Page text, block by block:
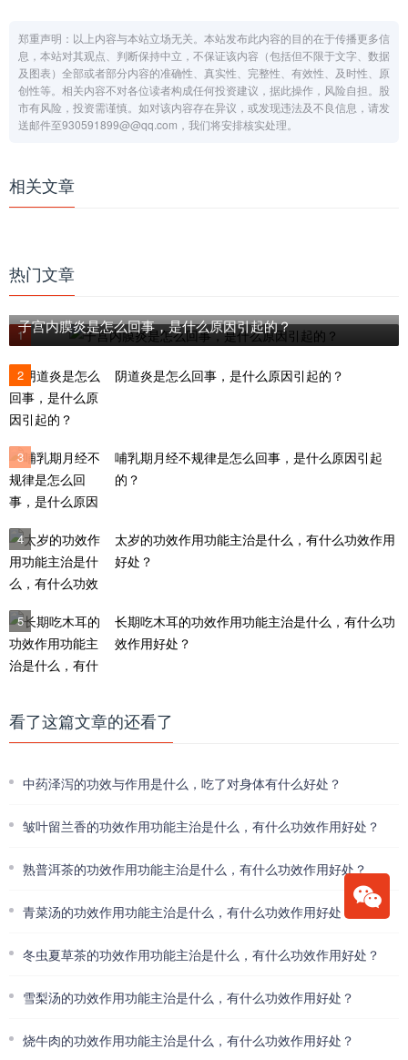
郑重声明：以上内容与本站立场无关。本站发布此内容的目的在于传播更多信
息，本站对其观点、判断保持中立，不保证该内容（包括但不限于文字、数据
及图表）全部或者部分内容的准确性、真实性、完整性、有效性、及时性、原
创性等。相关内容不对各位读者构成任何投资建议，据此操作，风险自担。股
市有风险，投资需谨慎。如对该内容存在异议，或发现违法及不良信息，请发
送邮件至930591899@@qq.com，我们将安排核实处理。
相关文章
热门文章
1
子宫内膜炎是怎么回事，是什么原因引起的？
2 阴道炎是怎么回事，是什么原因引起的？
3
哺乳期月经不规律是怎么回事，是什么原因引起
的？
4
太岁的功效作用功能主治是什么，有什么功效作用
好处？
5
长期吃木耳的功效作用功能主治是什么，有什么功
效作用好处？
看了这篇文章的还看了
中药泽泻的功效与作用是什么，吃了对身体有什么好处？
皱叶留兰香的功效作用功能主治是什么，有什么功效作用好处？
熟普洱茶的功效作用功能主治是什么，有什么功效作用好处？
青菜汤的功效作用功能主治是什么，有什么功效作用好处？
冬虫夏草茶的功效作用功能主治是什么，有什么功效作用好处？
雪梨汤的功效作用功能主治是什么，有什么功效作用好处？
烧牛肉的功效作用功能主治是什么，有什么功效作用好处？